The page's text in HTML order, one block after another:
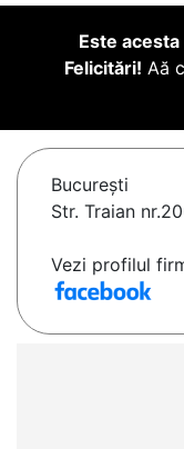
Este
Felicitări! Aă
Bucureşti
Str. Traian
Vezi profilul